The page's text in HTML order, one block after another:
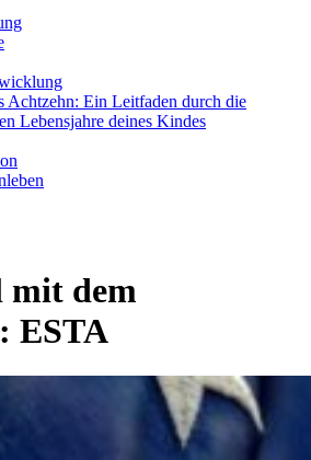
Achtzehn: Ein Leitfaden durch die
Lebensjahre deines Kindes
dem
ESTA